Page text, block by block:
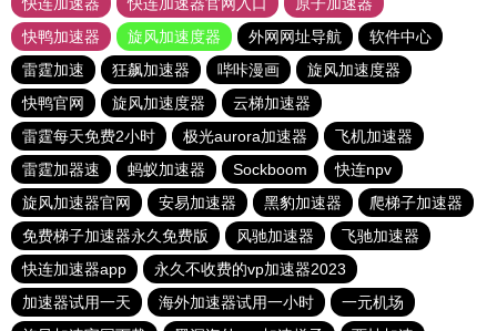
快连加速器
快连加速器官网入口
原子加速器
快鸭加速器
旋风加速度器 外网网址导航
软件中心
雷霆加速
狂飙加速器 哔咔漫画
旋风加速度器
快鸭官网
旋风加速度器
云梯加速器
雷霆每天免费2小时
极光aurora加速器
飞机加速器
雷霆加器速
蚂蚁加速器 Sockboom
快连npv
旋风加速器官网
安易加速器 黑豹加速器
爬梯子加速器
免费梯子加速器永久免费版
风驰加速器
飞驰加速器
快连加速器app
永久不收费的vp加速器2023
加速器试用一天
海外加速器试用一小时
一元机场